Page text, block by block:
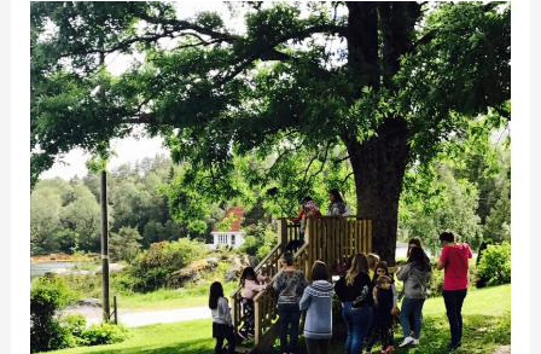
CAMP
KJELDSUND
–
leir
for
alle
7-
9.
august
på
Kjeldsund!